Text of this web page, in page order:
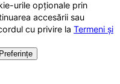
urile opționale prin
accesării sau
cu privire la Termeni și
Preferințe